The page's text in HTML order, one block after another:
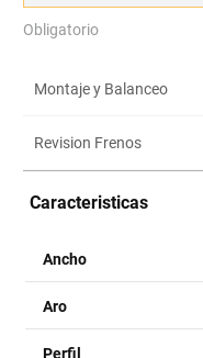
Obligatorio
Montaje y Balanceo
Revision Frenos
Caracteristicas
Ancho
Aro
Perfil